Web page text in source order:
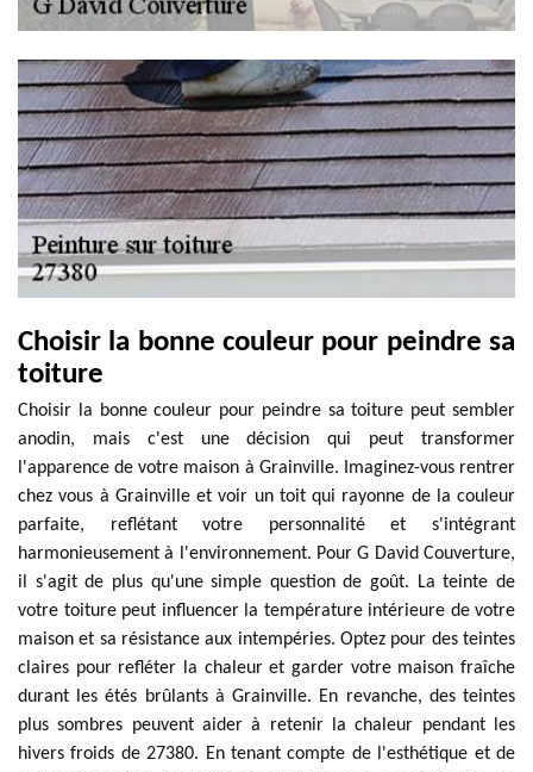
Choisir la bonne couleur pour peindre sa
toiture
Choisir la bonne couleur pour peindre sa toiture peut sembler
anodin, mais c'est une décision qui peut transformer
l'apparence de votre maison à Grainville. Imaginez-vous rentrer
chez vous à Grainville et voir un toit qui rayonne de la couleur
parfaite, reflétant votre personnalité et s'intégrant
harmonieusement à l'environnement. Pour G David Couverture,
il s'agit de plus qu'une simple question de goût. La teinte de
votre toiture peut influencer la température intérieure de votre
maison et sa résistance aux intempéries. Optez pour des teintes
claires pour refléter la chaleur et garder votre maison fraîche
durant les étés brûlants à Grainville. En revanche, des teintes
plus sombres peuvent aider à retenir la chaleur pendant les
hivers froids de 27380. En tenant compte de l'esthétique et de